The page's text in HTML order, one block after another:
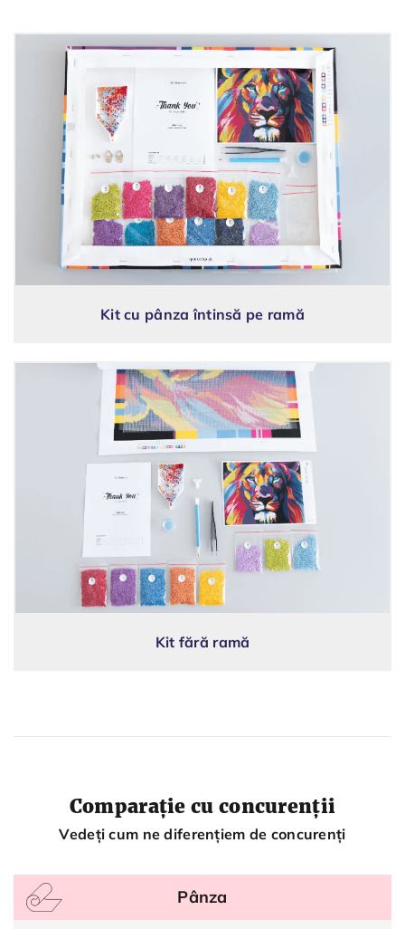
Kit cu pânza întinsă pe ramă
Kit fără ramă
Comparație cu concurenții
Vedeți cum ne diferențiem de concurenți
Pânza